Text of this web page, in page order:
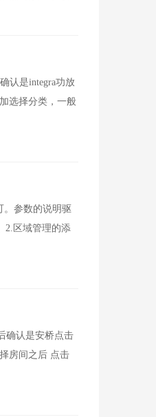
认是integra功放
选择分类，一般
。参数的说明驱
2.区域管理的添
确认是安桥点击
房间之后 点击